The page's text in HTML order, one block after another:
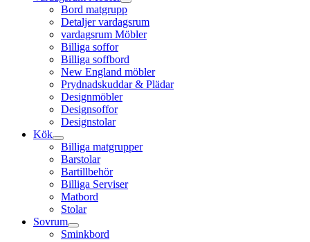
Bord matgrupp
Detaljer vardagsrum
vardagsrum Möbler
Billiga soffor
Billiga soffbord
New England möbler
Prydnadskuddar & Plädar
Designmöbler
Designsoffor
Designstolar
Kök
Billiga matgrupper
Barstolar
Bartillbehör
Billiga Serviser
Matbord
Stolar
Sovrum
Sminkbord